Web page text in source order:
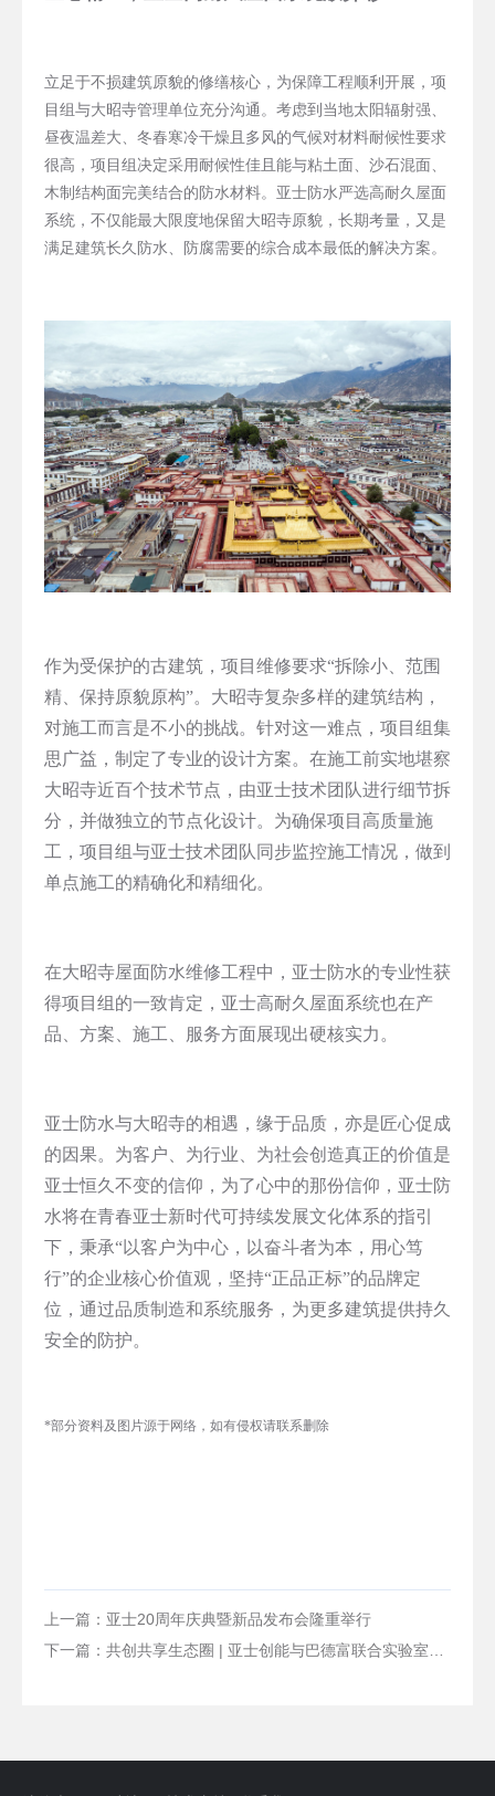
立足于不损建筑原貌的修缮核心，为保障工程顺利开展，项
目组与大昭寺管理单位充分沟通。考虑到当地太阳辐射强、
昼夜温差大、冬春寒冷干燥且多风的气候对材料耐候性要求
很高，项目组决定采用耐候性佳且能与粘土面、沙石混面、
木制结构面完美结合的防水材料。亚士防水严选高耐久屋面
系统，不仅能最大限度地保留大昭寺原貌 ，长期考量，又 是
满足建筑长久防水、防腐需要的综合成本最低的解决方案。
作为受保护的古建筑，项目维修要求“拆除小、范围
精、保持原貌原构”。大昭寺复杂多样的建筑结构，
对施工而言是不小的挑战。针对这一难点，项目组集
思广益，制定了专业的设计方案。在施工前实地堪察
大昭寺近百个技术节点，由亚士技术团队进行细节拆
分，并做独立的节点化设计。为确保项目高质量施
工，项目组与亚士技术团队同步监控施工情况，做到
单点施工的精确化和精细化。
在大昭寺屋面防水维修工程中，亚士防水的专业性获
得项目组的一致肯定，亚士高耐久屋面系统也在产
品、方案、施工、服务方面展现出硬核实力。
亚士防水与大昭寺的相遇，缘于品质，亦是匠心促成
的因果。为客户、为行业、为社会创造真正的价值是
亚士恒久不变的信仰，为了心中的那份信仰，亚士防
水将在青春亚士新时代可持续发展文化体系的指引
下，秉承“以客户为中心，以奋斗者为本，用心笃
行”的企业核心价值观，坚持“正品正标”的品牌定
位，通过品质制造和系统服务，为更多建筑提供持久
安全的防护。
*部分资料及图片源于网络，如有侵权请联系删除
上一篇：亚士20周年庆典暨新品发布会隆重举行